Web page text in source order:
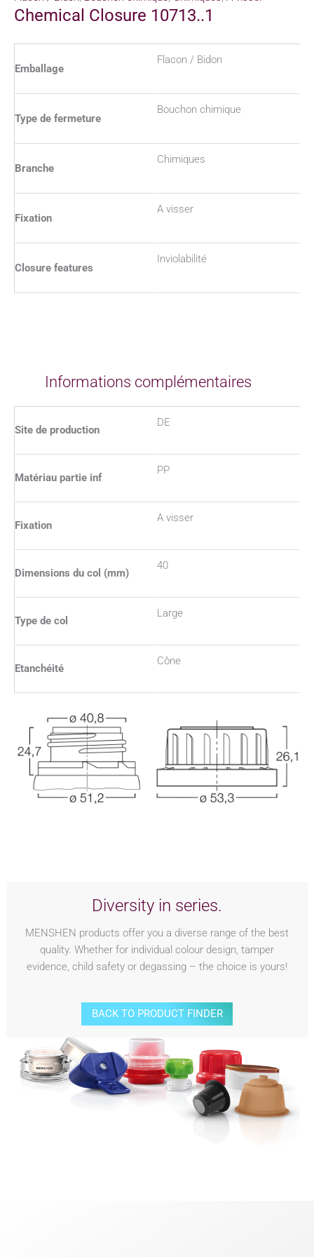
Chemical Closure 10713..1
Emballage
Flacon / Bidon
Type de fermeture
Bouchon chimique
Branche
Chimiques
Fixation
A visser
Closure features
Inviolabilité
Informations complémentaires
Site de production
DE
Matériau partie inf
PP
Fixation
A visser
Dimensions du col (mm)
40
Type de col
Large
Etanchéité
Cône
Diversity in series.
MENSHEN products offer you a diverse range of the best
quality. Whether for individual colour design, tamper
evidence, child safety or degassing – the choice is yours!
BACK TO PRODUCT FINDER